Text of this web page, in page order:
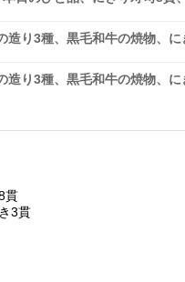
造り3種、黒毛和牛の焼物、
造り3種、黒毛和牛の焼物、
貫
3貫